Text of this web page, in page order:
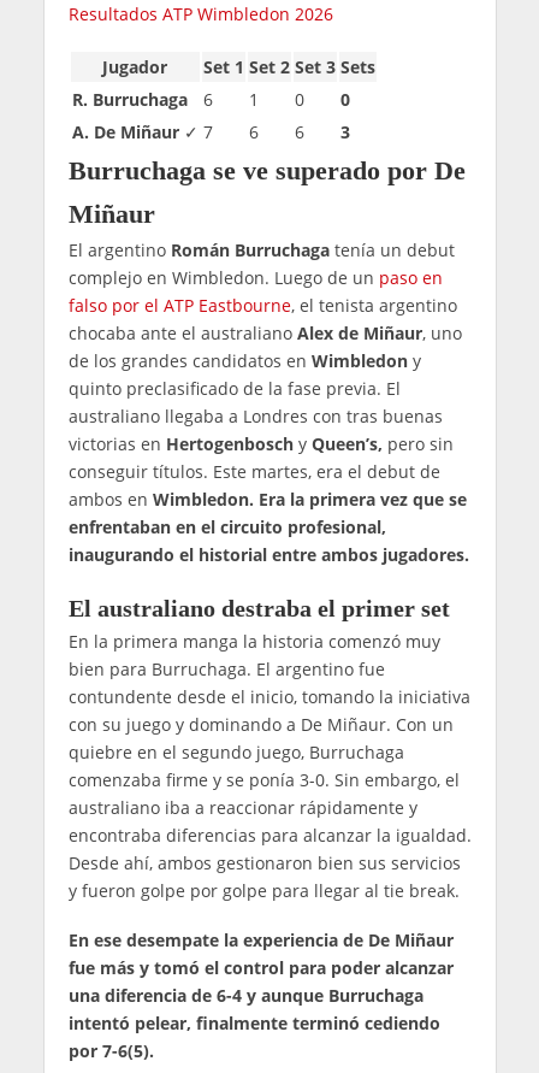
Resultados ATP Wimbledon 2026
Jugador Set 1 Set 2 Set 3 Sets
R. Burruchaga
6 1 0
0
A. De Miñaur✓ 7 6 6 3
Burruchaga se ve superado por De
Miñaur
El argentino Román Burruchagatenía un debut
complejo en Wimbledon. Luego de un paso en
falso por el ATP Eastbourne, el tenista argentino
chocaba ante el australianoAlex de Miñaur, uno
de los grandes candidatos en Wimbledony
quinto preclasificado de la fase previa. El
australiano llegaba a Londres con tras buenas
victorias en Hertogenboschy Queen’s, pero sin
conseguir títulos. Este martes, era el debut de
ambos en Wimbledon. Era la primera vez que se
enfrentaban en el circuito profesional,
inaugurando el historial entre ambos jugadores.
El australiano destraba el primer set
En la primera manga la historia comenzó muy
bien para Burruchaga. El argentino fue
contundente desde el inicio, tomando la iniciativa
con su juego y dominando a De Miñaur. Con un
quiebre en el segundo juego, Burruchaga
comenzaba firme y se ponía 3-0. Sin embargo, el
australiano iba a reaccionar rápidamente y
encontraba diferencias para alcanzar la igualdad.
Desde ahí, ambos gestionaron bien sus servicios
y fueron golpe por golpe para llegar al tie break.
En ese desempate la experiencia de De Miñaur
fue más y tomó el control para poder alcanzar
una diferencia de 6-4 y aunque Burruchaga
intentó pelear, finalmente terminó cediendo
por 7-6(5).